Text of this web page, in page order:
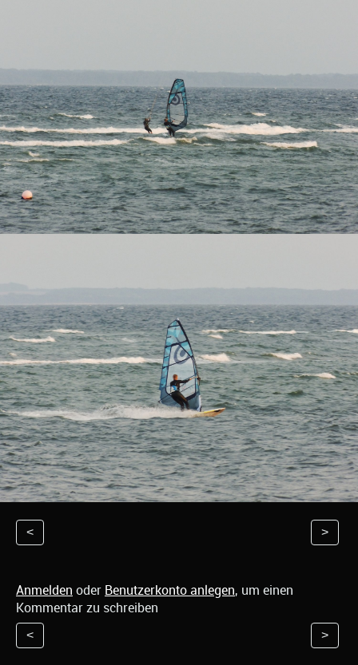
< >
Anmelden oder Benutzerkonto anlegen, um einen
Kommentar zu schreiben
< >